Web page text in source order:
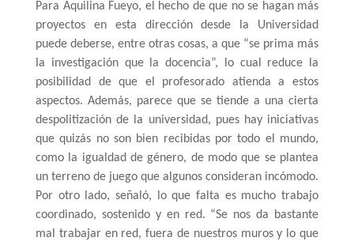
Para Aquilina Fueyo, el hecho de que no se hagan más
proyectos en esta dirección desde la Universidad
puede deberse, entre otras cosas, a que “se prima más
la investigación que la docencia”, lo cual reduce la
posibilidad de que el profesorado atienda a estos
aspectos. Además, parece que se tiende a una cierta
despolitización de la universidad, pues hay iniciativas
que quizás no son bien recibidas por todo el mundo,
como la igualdad de género, de modo que se plantea
un terreno de juego que algunos consideran incómodo.
Por otro lado, señaló, lo que falta es mucho trabajo
coordinado, sostenido y en red. “Se nos da bastante
mal trabajar en red, fuera de nuestros muros y lo que